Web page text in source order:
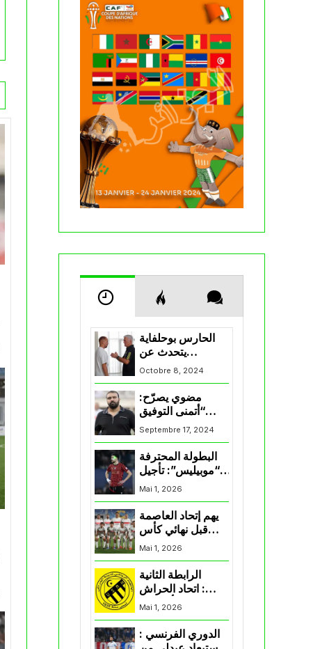
الحارس بوحلفاية
يتحدث عن
طموحاته مع
المنتخب و شباب
قسنطينة
Octobre 8, 2024
مضوي يصرّح:
“أتمنى التوفيق
لممثلي الكرة
الجزائرية في
Septembre 17, 2024
البطولة المحترفة
“موبيليس”: تأجيل
مباراة إتحاد
العاصمة وأتلتيك
بارادو
Mai 1, 2026
يهم إتحاد العاصمة
قبل نهائي كأس
اكاف : الزمالك
يسقط بثلاثية أمام
Mai 1, 2026
الرابطة الثانية
: اتحاد الحراش
يحسم التأهل إلى
“البلاي أوف”
Mai 1, 2026
الدوري الفرنسي :